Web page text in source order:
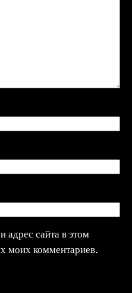
адрес сайта в этом
моих комментариев.